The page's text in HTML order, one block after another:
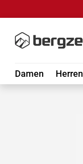
Damen Herren